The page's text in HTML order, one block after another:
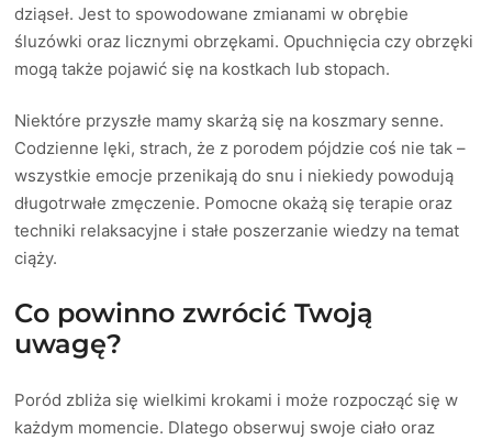
dziąseł. Jest to spowodowane zmianami w obrębie
śluzówki oraz licznymi obrzękami. Opuchnięcia czy obrzęki
mogą także pojawić się na kostkach lub stopach.
Niektóre przyszłe mamy skarżą się na koszmary senne.
Codzienne lęki, strach, że z porodem pójdzie coś nie tak –
wszystkie emocje przenikają do snu i niekiedy powodują
długotrwałe zmęczenie. Pomocne okażą się terapie oraz
techniki relaksacyjne i stałe poszerzanie wiedzy na temat
ciąży.
Co powinno zwrócić Twoją
uwagę?
Poród zbliża się wielkimi krokami i może rozpocząć się w
każdym momencie. Dlatego obserwuj swoje ciało oraz